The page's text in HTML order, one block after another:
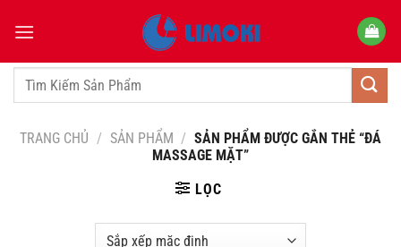
qua
dungTìm
TRANG CHỦ / SẢN PHẨM / SẢN PHẨM ĐƯỢC GẮN THẺ “ĐÁ
MASSAGE MẶT”
LỌC